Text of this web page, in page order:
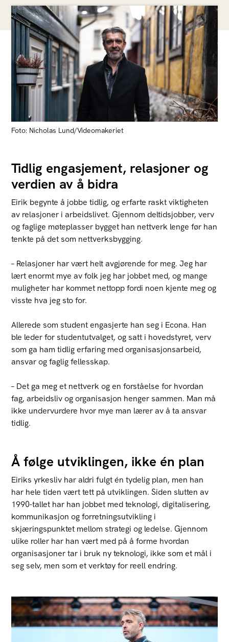
Foto: Nicholas Lund/Videomakeriet
Tidlig engasjement, relasjoner og
verdien av å bidra
Eirik begynte å jobbe tidlig, og erfarte raskt viktigheten
av relasjoner i arbeidslivet. Gjennom deltidsjobber, verv
og faglige møteplasser bygget han nettverk lenge før han
tenkte på det som nettverksbygging.
– Relasjoner har vært helt avgjørende for meg. Jeg har
lært enormt mye av folk jeg har jobbet med, og mange
muligheter har kommet nettopp fordi noen kjente meg og
visste hva jeg sto for.
Allerede som student engasjerte han seg i Econa. Han
ble leder for studentutvalget, og satt i hovedstyret, verv
som ga ham tidlig erfaring med organisasjonsarbeid,
ansvar og faglig fellesskap.
– Det ga meg et nettverk og en forståelse for hvordan
fag, arbeidsliv og organisasjon henger sammen. Man må
ikke undervurdere hvor mye man lærer av å ta ansvar
tidlig.
Å følge utviklingen, ikke én plan
Eiriks yrkesliv har aldri fulgt én tydelig plan, men han
har hele tiden vært tett på utviklingen. Siden slutten av
1990-tallet har han jobbet med teknologi, digitalisering,
kommunikasjon og forretningsutvikling i
skjæringspunktet mellom strategi og ledelse. Gjennom
ulike roller har han vært med på å forme hvordan
organisasjoner tar i bruk ny teknologi, ikke som et mål i
seg selv, men som et verktøy for reell endring.